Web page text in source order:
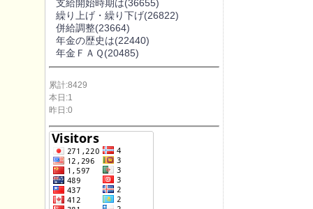
支給開始時期は(36655)
繰り上げ・繰り下げ(26822)
併給調整(23664)
年金の歴史は(22440)
年金ＦＡＱ(20485)
累計:8429
本日:1
昨日:0